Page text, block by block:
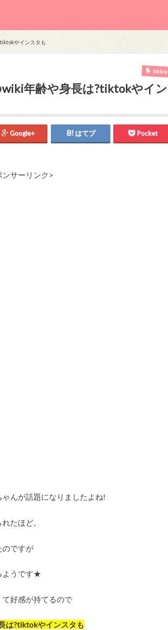
やインスタも
tiktok
年齢や身長は?tiktokやイン
Google+ はてブ Pocket
ンサーリンク>
んが話題になりましたよね!
たほど。
のですが
ようです★
好感が持てるので
は?tiktokやインスタも